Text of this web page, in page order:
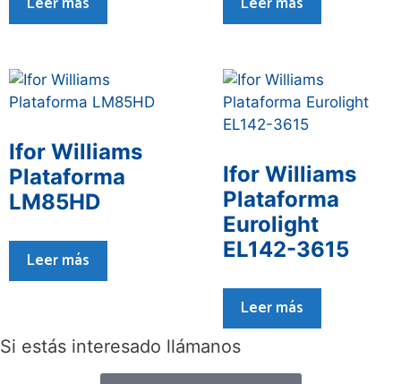
Ifor Williams
Plataforma
LM85HD
Leer más
Ifor Williams
Plataforma
Eurolight
EL142-3615
Leer más
Si estás interesado llámanos